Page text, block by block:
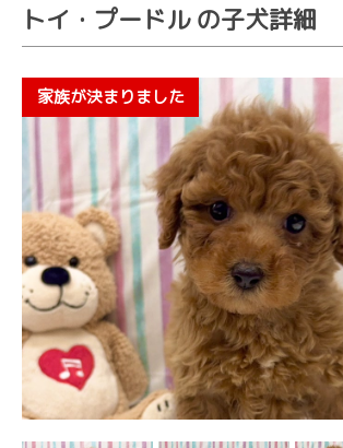
トイ・プードル の子犬詳細